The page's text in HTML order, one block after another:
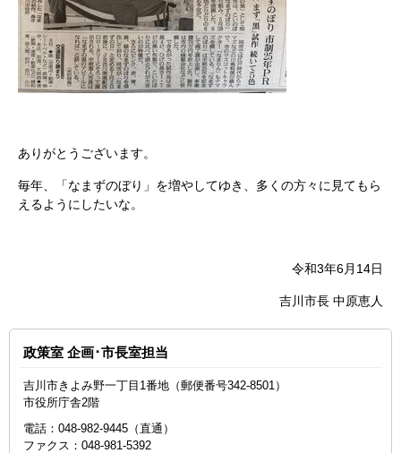
ありがとうございます。
毎年、「なまずのぼり」を増やしてゆき、多くの方々に見てもら
えるようにしたいな。
令和3年6月14日
吉川市長 中原恵人
政策室 企画･市長室担当
吉川市きよみ野一丁目1番地（郵便番号342-8501）
市役所庁舎2階
電話：048‐982‐9445（直通）
ファクス：048-981-5392